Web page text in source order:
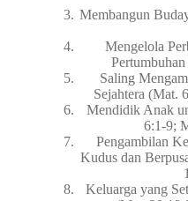
Membangun
Mengelola
Saling
Sejahtera (Mat.
Mendidik Anak
6:1-9;
Pengambilan
Kudus dan
Keluarga yang